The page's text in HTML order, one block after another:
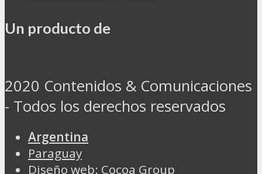
Un producto de
2020 Contenidos & Comunicaciones
- Todos los derechos reservados
Argentina
Paraguay
Diseño web: Cocoa Group